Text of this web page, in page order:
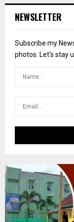
h
o
r
NEWSLETTER
Subscribe my
photos. Let's stay